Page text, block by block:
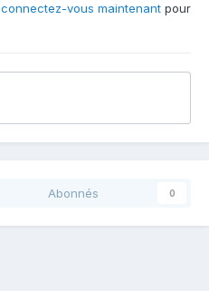
connectez-vous maintenant pour
Abonnés 0